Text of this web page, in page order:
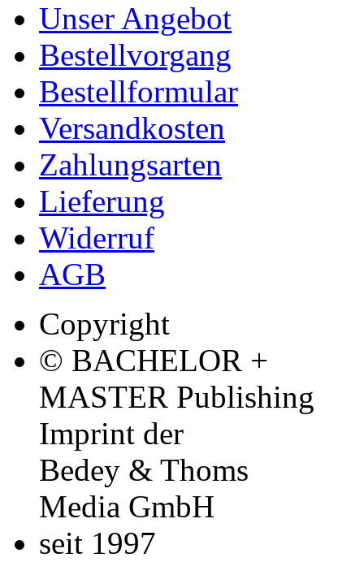
Unser Angebot
Bestellvorgang
Bestellformular
Versandkosten
Zahlungsarten
Lieferung
Widerruf
AGB
Copyright
© BACHELOR +
MASTER Publishing
Imprint der
Bedey & Thoms
Media GmbH
seit 1997